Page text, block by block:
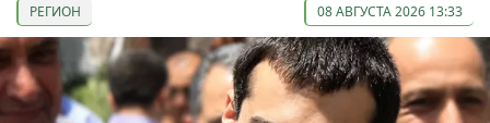
РЕГИОН 08 АВГУСТА 2026 13:33